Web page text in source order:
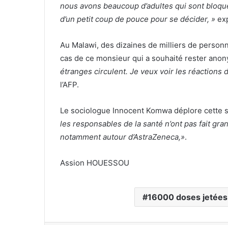
nous avons beaucoup d’adultes qui sont
d’un petit coup de pouce pour se décider, »
Au Malawi, des dizaines de milliers de
cas de ce monsieur qui a souhaité rester
étranges circulent. Je veux voir les réactions
l’AFP.
Le sociologue Innocent Komwa déplore cette
les responsables de la santé n’ont pas fait
notamment autour d’AstraZeneca,».
Assion HOUESSOU
16000 doses jetées